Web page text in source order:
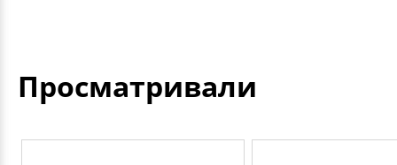
Просматривали